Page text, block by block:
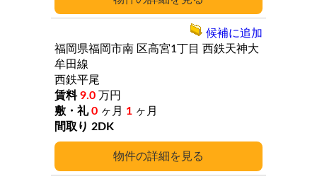
詳細
福岡県福岡市南 区高宮1丁目 西鉄天神大
牟田線
西鉄平尾
9.0 万円
0 ヶ月 1 ヶ月
2DK
候補に追加